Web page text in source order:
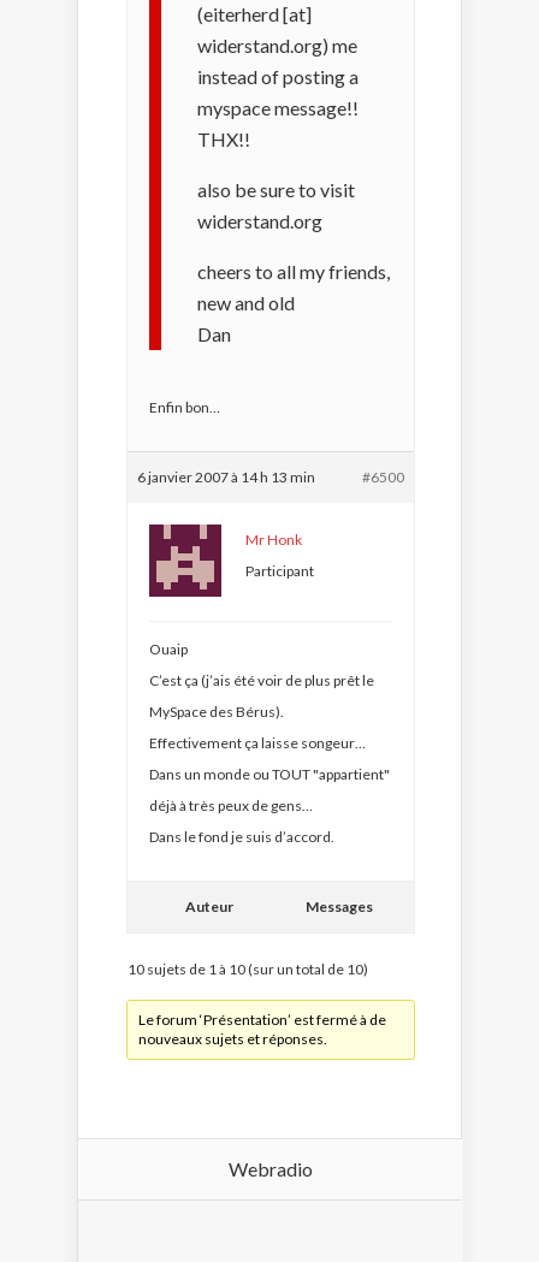
(eiterherd [at]
widerstand.org) me
instead of posting a
myspace message!!
THX!!
also be sure to visit
widerstand.org
cheers to all my friends,
new and old
Dan
Enfin bon…
6 janvier 2007 à 14 h 13 min #6500
Mr Honk
Participant
Ouaip
C’est ça (j’ais été voir de plus prêt le
MySpace des Bérus).
Effectivement ça laisse songeur…
Dans un monde ou TOUT "appartient"
déjà à très peux de gens…
Dans le fond je suis d’accord.
Auteur Messages
10 sujets de 1 à 10 (sur un total de 10)
Le forum ‘Présentation’ est fermé à de
nouveaux sujets et réponses.
Webradio